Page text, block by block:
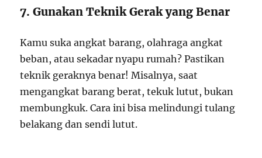
7. Gunakan Teknik Gerak yang Benar
Kamu suka angkat barang, olahraga angkat
beban, atau sekadar nyapu rumah? Pastikan
teknik geraknya benar! Misalnya, saat
mengangkat barang berat, tekuk lutut, bukan
membungkuk. Cara ini bisa melindungi tulang
belakang dan sendi lutut.